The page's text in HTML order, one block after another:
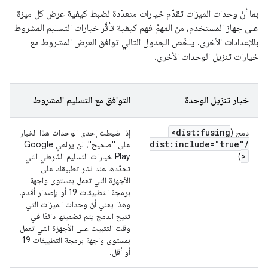
بما أنّ وحدات الميزات تقدّم خيارات متعدّدة لضبط كيفية عرض كل ميزة
على جهاز المستخدم، من المهمّ فهم كيفية تأثُّر خيارات التسليم المشروط
بالإعدادات الأخرى. يلخّص الجدول التالي توافق العرض المشروط مع
خيارات تنزيل الوحدات الأخرى.
خيار تنزيل الوحدة التوافق مع التسليم المشروط
دمج (<dist:fusing
dist:include="true" /
>
)
إذا ضبطت إحدى الوحدات هذا الخيار
على "صحيح"، لن يراعي Google
Play خيارات التسليم الشَرطي التي
تحدّدها عند نشر تطبيقك على
الأجهزة التي تعمل بمستوى واجهة
برمجة التطبيقات 19 أو بإصدار أقدم.
وهذا يعني أنّ وحدات الميزات التي
تتيح الدمج يتم تضمينها دائمًا في
وقت التثبيت على الأجهزة التي تعمل
بمستوى واجهة برمجة التطبيقات 19
أو أقل.